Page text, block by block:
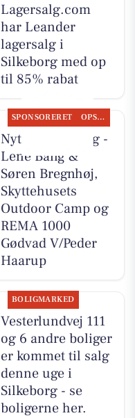
Lagersalg.com
har Leander
lagersalg i
Silkeborg med op
til 85% rabat
SPONSORERET OPSLAGSTAVLEN
Nyt fra CD Bolig -
Lene Bang &
Søren Bregnhøj,
Skyttehusets
Outdoor Camp og
REMA 1000
Gødvad V/Peder
Haarup
BOLIGMARKED
Vesterlundvej 111
og 6 andre boliger
er kommet til salg
denne uge i
Silkeborg - se
boligerne her.